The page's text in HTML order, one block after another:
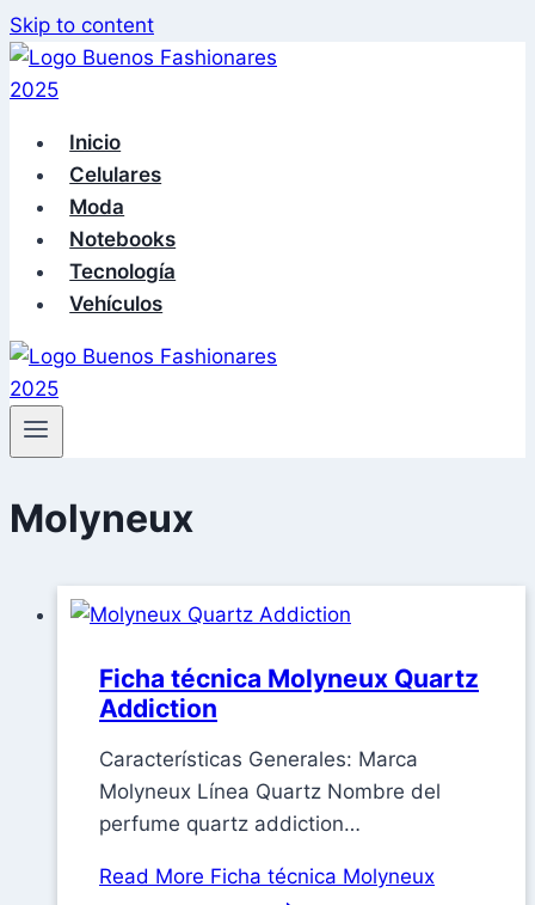
Skip to content
Inicio
Celulares
Moda
Notebooks
Tecnología
Vehículos
Molyneux
Ficha técnica Molyneux Quartz
Addiction
Características Generales: Marca
Molyneux Línea Quartz Nombre del
perfume quartz addiction…
Read More Ficha técnica Molyneux